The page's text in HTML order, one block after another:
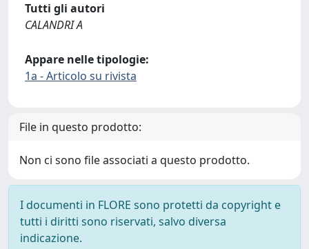
Tutti gli autori
CALANDRI A
Appare nelle tipologie:
1a - Articolo su rivista
File in questo prodotto:
Non ci sono file associati a questo prodotto.
I documenti in FLORE sono protetti da copyright e
tutti i diritti sono riservati, salvo diversa
indicazione.